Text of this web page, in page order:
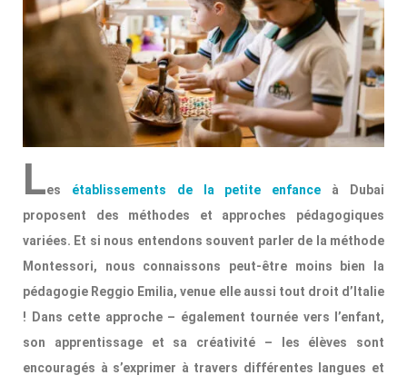
Les établissements de la petite enfance à Dubai
proposent des méthodes et approches pédagogiques
variées. Et si nous entendons souvent parler de la méthode
Montessori, nous connaissons peut-être moins bien la
pédagogie Reggio Emilia, venue elle aussi tout droit d’Italie
!
Dans cette approche – également tournée vers l’enfant,
son apprentissage et sa créativité – les élèves sont
encouragés à s’exprimer à travers différentes langues et